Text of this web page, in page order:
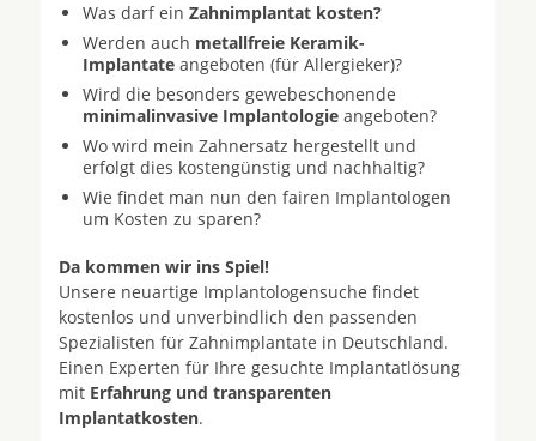
Was darf ein Zahnimplantat kosten?
Werden auch metallfreie Keramik-
Implantate angeboten (für Allergieker)?
Wird die besonders gewebeschonende
minimalinvasive Implantologie angeboten?
Wo wird mein Zahnersatz hergestellt und
erfolgt dies kostengünstig und nachhaltig?
Wie findet man nun den fairen Implantologen
um Kosten zu sparen?
Da kommen wir ins Spiel!
Unsere neuartige Implantologensuche findet
kostenlos und unverbindlich den passenden
Spezialisten für Zahnimplantate in Deutschland.
Einen Experten für Ihre gesuchte Implantatlösung
mit Erfahrung und transparenten
Implantatkosten.